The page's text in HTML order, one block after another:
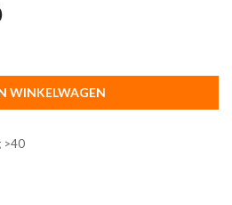
WINKELWAGEN
>40